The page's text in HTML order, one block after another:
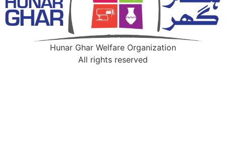
Hunar Ghar Welfare Organization
All rights reserved